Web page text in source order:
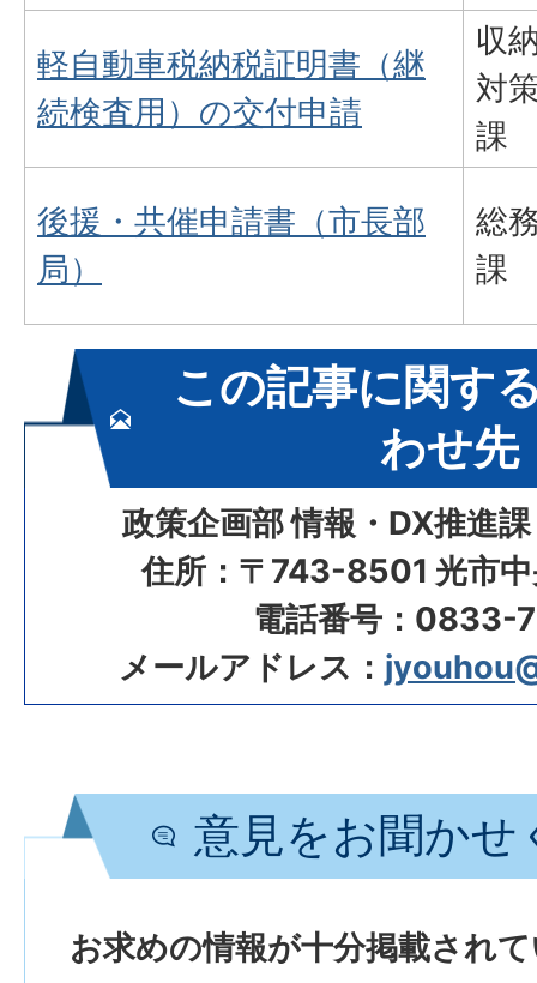
軽自動車税納税証明書（継
続検査用）の交付申請
収
対
課
後援・共催申請書（市長部
局）
総
課
この記事に関す
わせ先
政策企画部 情報・DX推進
住所：〒743-8501 光市中
電話番号：0833-
メールアドレス：
意見をお聞かせ
お求めの情報が十分掲載され